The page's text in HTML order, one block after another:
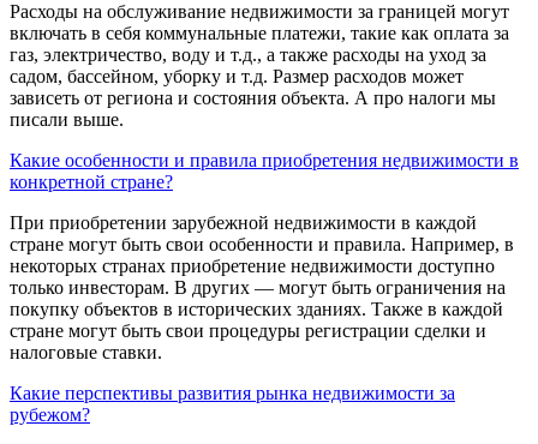
Расходы на обслуживание недвижимости за границей могут
включать в себя коммунальные платежи, такие как оплата за
газ, электричество, воду и т.д., а также расходы на уход за
садом, бассейном, уборку и т.д. Размер расходов может
зависеть от региона и состояния объекта. А про налоги мы
писали выше.
Какие особенности и правила приобретения недвижимости в
конкретной стране?
При приобретении зарубежной недвижимости в каждой
стране могут быть свои особенности и правила. Например, в
некоторых странах приобретение недвижимости доступно
только инвесторам. В других — могут быть ограничения на
покупку объектов в исторических зданиях. Также в каждой
стране могут быть свои процедуры регистрации сделки и
налоговые ставки.
Какие перспективы развития рынка недвижимости за
рубежом?